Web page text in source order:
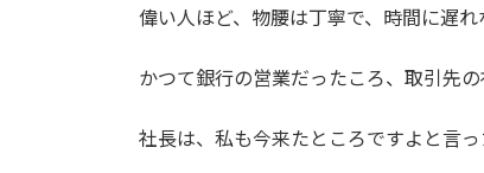
偉い人ほど、物腰は丁寧で、時間に遅れ
かつて銀行の営業だったころ、取引先
社長は、私も今来たところですよと言っ